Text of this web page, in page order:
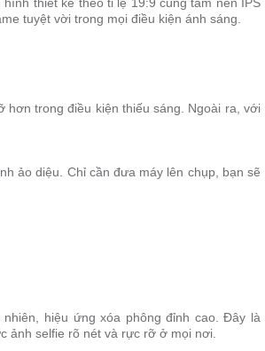
thiết kế theo tỉ lệ 19:9 cùng tấm nền IPS
tuyệt vời trong mọi điều kiện ánh sáng.
hơn trong điều kiện thiếu sáng. Ngoài ra, với
ảo diệu. Chỉ cần đưa máy lên chụp, bạn sẽ
hiệu ứng xóa phông đỉnh cao. Đây là
ảnh selfie rõ nét và rực rỡ ở mọi nơi.